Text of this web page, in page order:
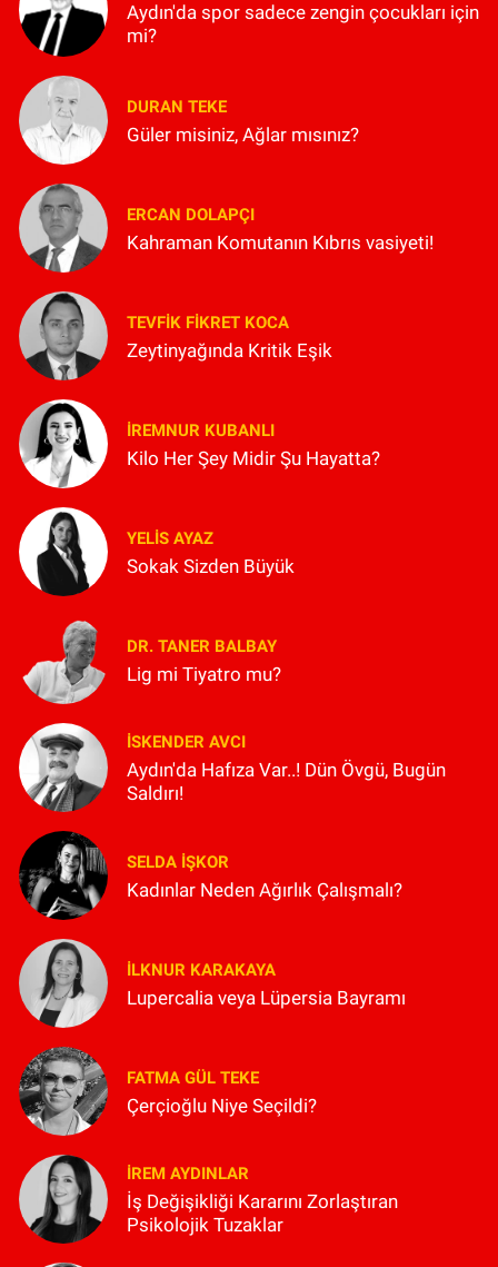
Aydın'da spor sadece zengin çocukları için
mi?
DURAN TEKE
Güler misiniz, Ağlar mısınız?
ERCAN DOLAPÇI
Kahraman Komutanın Kıbrıs vasiyeti!
TEVFIK FIKRET KOCA
Zeytinyağında Kritik Eşik
İREMNUR KUBANLI
Kilo Her Şey Midir Şu Hayatta?
YELIS AYAZ
Sokak Sizden Büyük
DR. TANER BALBAY
Lig mi Tiyatro mu?
İSKENDER AVCI
Aydın'da Hafıza Var..! Dün Övgü, Bugün
Saldırı!
SELDA İŞKOR
Kadınlar Neden Ağırlık Çalışmalı?
İLKNUR KARAKAYA
Lupercalia veya Lüpersia Bayramı
FATMA GÜL TEKE
Çerçioğlu Niye Seçildi?
İREM AYDINLAR
İş Değişikliği Kararını Zorlaştıran
Psikolojik Tuzaklar